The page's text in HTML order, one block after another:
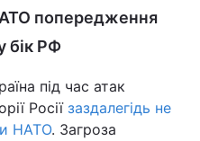
попередження
бік РФ
під час атак
Росії заздалегідь не
НАТО. Загроза